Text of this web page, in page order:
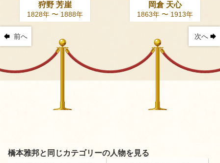
前へ
狩野 芳崖
1828年 〜 1888年
岡倉 天心
1863年 〜 1913年
次へ
橋本雅邦と同じカテゴリーの人物を見る